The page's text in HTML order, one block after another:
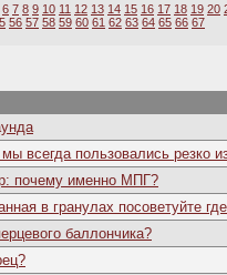
6 7 8 9 10 11 12 13 14 15 16 17 18 19 20
56 57 58 59 60 61 62 63 64 65 66 67
всегда пользовались резко
почему именно МПГ?
в гранулах посоветуйте
баллончика?